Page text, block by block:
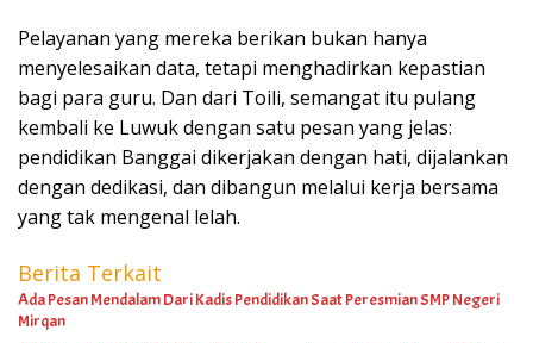
Pelayanan yang mereka berikan bukan hanya
menyelesaikan data, tetapi menghadirkan kepastian
bagi para guru. Dan dari Toili, semangat itu pulang
kembali ke Luwuk dengan satu pesan yang jelas:
pendidikan Banggai dikerjakan dengan hati, dijalankan
dengan dedikasi, dan dibangun melalui kerja bersama
yang tak mengenal lelah.
Berita Terkait
Ada Pesan Mendalam Dari Kadis Pendidikan Saat Peresmian SMP Negeri
Mirqan